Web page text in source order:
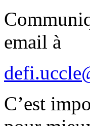
email à
C’est